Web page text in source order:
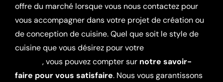
offre du marché lorsque vous nous contactez pour
vous accompagner dans votre projet de création ou
de conception de cuisine. Quel que soit le style de
cuisine que vous désirez pour votre
, vous pouvez compter sur notre savoir-
faire pour vous satisfaire. Nous vous garantissons